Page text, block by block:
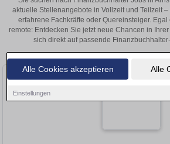
Alle Cookies akzeptieren Alle
Einstellungen
aktuelle Stellenangebote in Vollzeit und Teilzeit
erfahrene Fachkräfte oder Quereinsteiger. Egal
remote: Entdecken Sie jetzt neue Chancen in
sich direkt auf passende